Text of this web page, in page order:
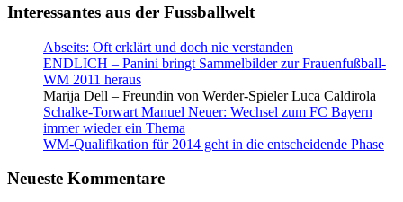
Interessantes aus der Fussballwelt
Abseits: Oft erklärt und doch nie verstanden
ENDLICH – Panini bringt Sammelbilder zur Frauenfußball-
WM 2011 heraus
Marija Dell – Freundin von Werder-Spieler Luca Caldirola
Schalke-Torwart Manuel Neuer: Wechsel zum FC Bayern
immer wieder ein Thema
WM-Qualifikation für 2014 geht in die entscheidende Phase
Neueste Kommentare